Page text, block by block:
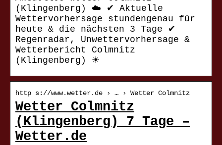
(Klingenberg) ☁️ ✔ Aktuelle
Wettervorhersage stundengenau für
heute & die nächsten 3 Tage ✔
Regenradar, Unwettervorhersage &
Wetterbericht Colmnitz
(Klingenberg) ☀
http s://www.wetter.de › … › Wetter Colmnitz
Wetter Colmnitz
(Klingenberg) 7 Tage –
Wetter.de